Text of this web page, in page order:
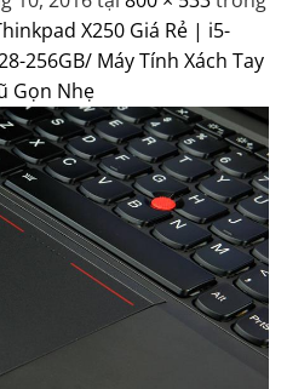
X250 Giá Rẻ | i5-
256GB/ Máy Tính Xách Tay
Gọn Nhẹ